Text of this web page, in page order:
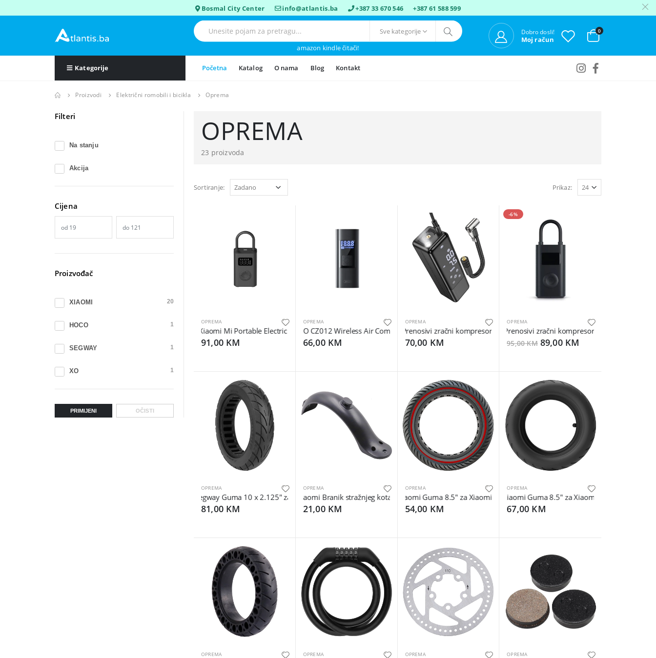
Bosmal City Center info@atlantis.ba +387 33 670 546 +387 61 588 599
amazon kindle čitači!
Dobro dosli!
Moj račun
0
Kategorije Početna Katalog O nama Blog Kontakt
Proizvodi Električni romobili i bicikla Oprema
OPREMA
23 proizvoda
Sortiranje: Prikaz:
OPREMA
Xiaomi Mi Portable Electric Air Compressor 2
91,00 KM
OPREMA
XO CZ012 Wireless Air Compressor
66,00 KM
OPREMA
Prenosivi zračni kompresor HOCO ZP5
70,00 KM
-6%
OPREMA
Prenosivi zračni kompresor Xiaomi electric air
95,00 KM 89,00 KM
OPREMA
Segway Guma 10 x 2.125" za Segway el. romobil F20/F25/F30/F40 - Tire 10x2.125" F20/F25/F30/F40
81,00 KM
OPREMA
Xiaomi Branik stražnjeg kotača sa kukom za Mi M365 El. Scooter - Rear Wheel Fender with Hook
21,00 KM
OPREMA
Xiaomi Guma 8.5" za Xiaomi el. romobil M365/M365 Pro/1S/Pro2/Essen - Tire
54,00 KM
OPREMA
Xiaomi Guma 8.5" za Xiaomi električni
67,00 KM
OPREMA OPREMA OPREMA OPREMA
Filteri
Na stanju
Akcija
Cijena
Proizvođač
XIAOMI 20
HOCO 1
SEGWAY 1
XO 1
PRIMIJENI OČISTI